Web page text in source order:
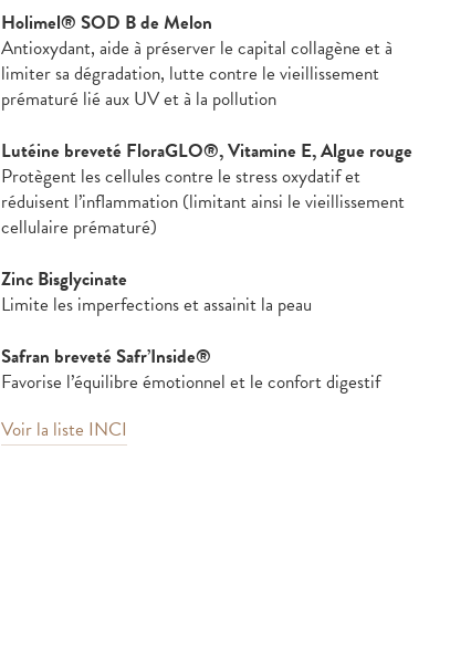
Holimel® SOD B de Melon
Antioxydant, aide à préserver le capital collagène et à
limiter sa dégradation, lutte contre le vieillissement
prématuré lié aux UV et à la pollution
Lutéine breveté FloraGLO®, Vitamine E, Algue rouge
Protègent les cellules contre le stress oxydatif et
réduisent l’inflammation (limitant ainsi le vieillissement
cellulaire prématuré)
Zinc Bisglycinate
Limite les imperfections et assainit la peau
Safran breveté Safr’Inside®
Favorise l’équilibre émotionnel et le confort digestif
Voir la liste INCI